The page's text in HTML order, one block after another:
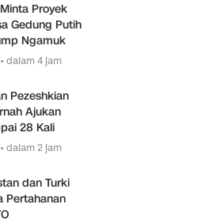
Proyek
Gedung Putih
Ngamuk
•dalam 4 jam
Pezeshkian
Ajukan
28 Kali
•dalam 2 jam
dan Turki
Pertahanan